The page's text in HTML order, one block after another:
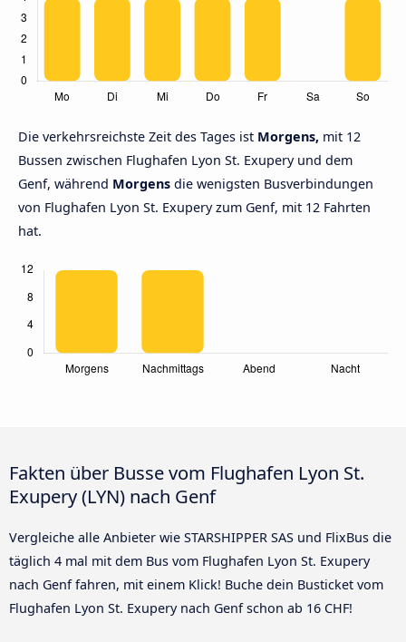
Die verkehrsreichste Zeit des Tages ist Morgens, mit 12
Bussen zwischen Flughafen Lyon St. Exupery und dem
Genf, während Morgens die wenigsten Busverbindungen
von Flughafen Lyon St. Exupery zum Genf, mit 12 Fahrten
hat.
Fakten über Busse vom Flughafen Lyon St.
Exupery (LYN) nach Genf
Vergleiche alle Anbieter wie STARSHIPPER SAS und FlixBus die
täglich 4 mal mit dem Bus vom Flughafen Lyon St. Exupery
nach Genf fahren, mit einem Klick! Buche dein Busticket vom
Flughafen Lyon St. Exupery nach Genf schon ab 16 CHF!